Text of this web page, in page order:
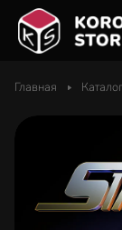
Главная Каталог